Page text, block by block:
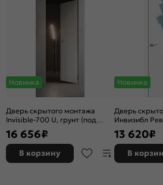
Новинка
Дверь скрытого монтажа
Invisible-700 U, грунт (под
окраску), правое открывание,
Грунт, каркасно-щитовая
16 656₽
В корзину
Новинка
Дверь
Инвизибл
грунт (под
открывание,
алюминиевая
каркасно-
13 620₽
В